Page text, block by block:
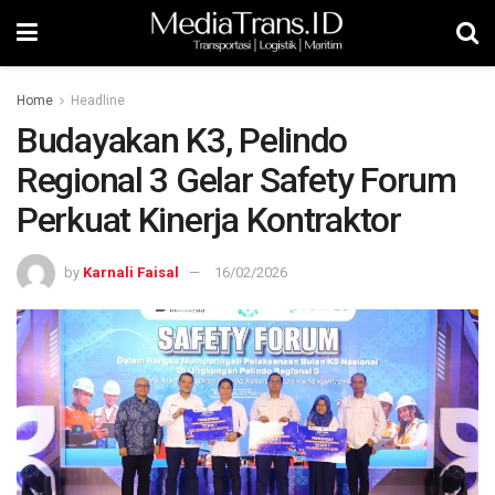
Home Headline
Budayakan K3, Pelindo
Regional 3 Gelar Safety Forum
Perkuat Kinerja Kontraktor
by Karnali Faisal 16/02/2026